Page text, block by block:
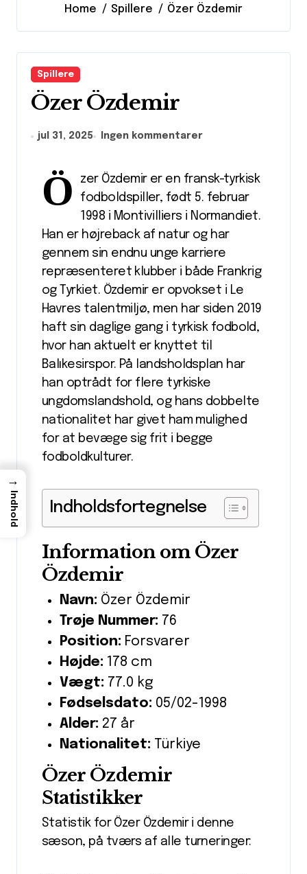
Home Spillere Özer Özdemir
Spillere
Özer Özdemir
jul 31, 2025 Ingen kommentarer
Ö
zer Özdemir er en fransk-tyrkisk
fodboldspiller, født 5. februar
1998 i Montivilliers i Normandiet.
Han er højreback af natur og har
gennem sin endnu unge karriere
repræsenteret klubber i både Frankrig
og Tyrkiet. Özdemir er opvokset i Le
Havres talentmiljø, men har siden 2019
haft sin daglige gang i tyrkisk fodbold,
hvor han aktuelt er knyttet til
Balıkesirspor. På landsholdsplan har
han optrådt for flere tyrkiske
ungdomslandshold, og hans dobbelte
nationalitet har givet ham mulighed
for at bevæge sig frit i begge
fodboldkulturer.
Indholdsfortegnelse
Information om Özer
Özdemir
Navn: Özer Özdemir
Trøje Nummer: 76
Position: Forsvarer
Højde: 178 cm
Vægt: 77.0 kg
Fødselsdato: 05/02-1998
Alder: 27 år
Nationalitet: Türkiye
Özer Özdemir
Statistikker
Statistik for Özer Özdemir i denne
sæson, på tværs af alle turneringer:
→
Indhold